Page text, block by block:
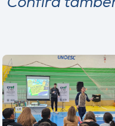
Confira